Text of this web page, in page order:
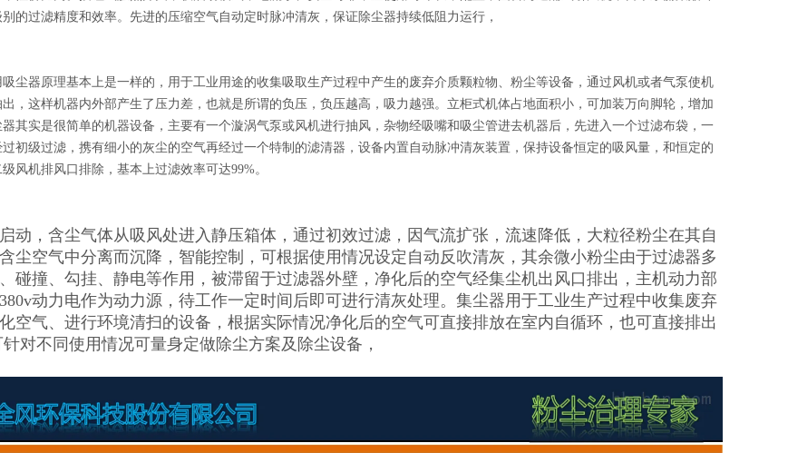
的过滤精度和效率。先进的压缩空气自动定时脉冲清灰，保证除尘器持续低阻力运行，
尘器原理基本上是一样的，用于工业用途的收集吸取生产过程中产生的废弃介质颗粒物、粉尘等设备，通过风机或者气泵使机
，这样机器内外部产生了压力差，也就是所谓的负压，负压越高，吸力越强。立柜式机体占地面积小，可加装万向脚轮，增加
其实是很简单的机器设备，主要有一个漩涡气泵或风机进行抽风，杂物经吸嘴和吸尘管进去机器后，先进入一个过滤布袋，一
初级过滤，携有细小的灰尘的空气再经过一个特制的滤清器，设备内置自动脉冲清灰装置，保持设备恒定的吸风量，和恒定的
风机排风口排除，基本上过滤效率可达99%。
动，含尘气体从吸风处进入静压箱体，通过初效过滤，因气流扩张，流速降低，大粒径粉尘在其自
尘空气中分离而沉降，智能控制，可根据使用情况设定自动反吹清灰，其余微小粉尘由于过滤器多
碰撞、勾挂、静电等作用，被滞留于过滤器外壁，净化后的空气经集尘机出风口排出，主机动力部
动力电作为动力源，待工作一定时间后即可进行清灰处理。集尘器用于工业生产过程中收集废弃
空气、进行环境清扫的设备，根据实际情况净化后的空气可直接排放在室内自循环，也可直接排出
对不同使用情况可量身定做除尘方案及除尘设备，